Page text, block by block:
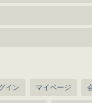
イン マイページ